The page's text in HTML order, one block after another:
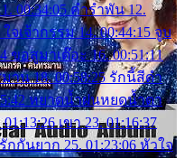
00:34:05 คำรำพัน 12.
จเจ้ากรรม 14. 00:44:15 จูบ
ขอสูมาเต๊อะ 16. 00:51:11
าน 18. 00:58:25 รักนี้สีดำ
หยาดน้ำฝนหยดน้ำตา
เขา 23. 01:16:37
กันยาก 25. 01:23:06 หัวใจ